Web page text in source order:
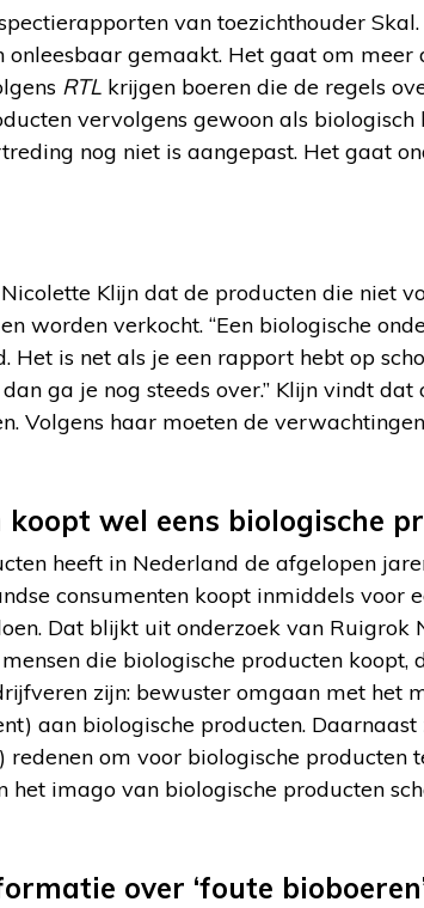
van toezichthouder
gemaakt. Het gaat om meer
RTL krijgen boeren die de regels
vervolgens gewoon als biologisch
nog niet is aangepast. Het gaat
Klijn dat de producten die niet
worden verkocht. “Een biologische
Het is net als je een rapport hebt op
ga je nog steeds over.” Klijn vindt
Volgens haar moeten de
koopt wel eens biologische
heeft in Nederland de afgelopen
consumenten koopt inmiddels voor
Dat blijkt uit onderzoek van Ruigrok
die biologische producten koopt,
zijn: bewuster omgaan met het
aan biologische producten. Daarnaast
om voor biologische producten
het imago van biologische producten
over ‘foute